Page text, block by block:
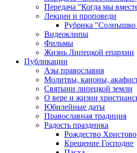
Передача "Когда мы
Лекции и проповеди
Рубрика "Солнышко
Видеоклипы
Фильмы
Жизнь Липецкой епархии
Публикации
Азы православия
Молитвы, каноны,
Святыни липецкой земли
О вере и жизни
Юбилейные даты
Православная традиция
Радость праздника
Рождество Христово
Крещение Господне